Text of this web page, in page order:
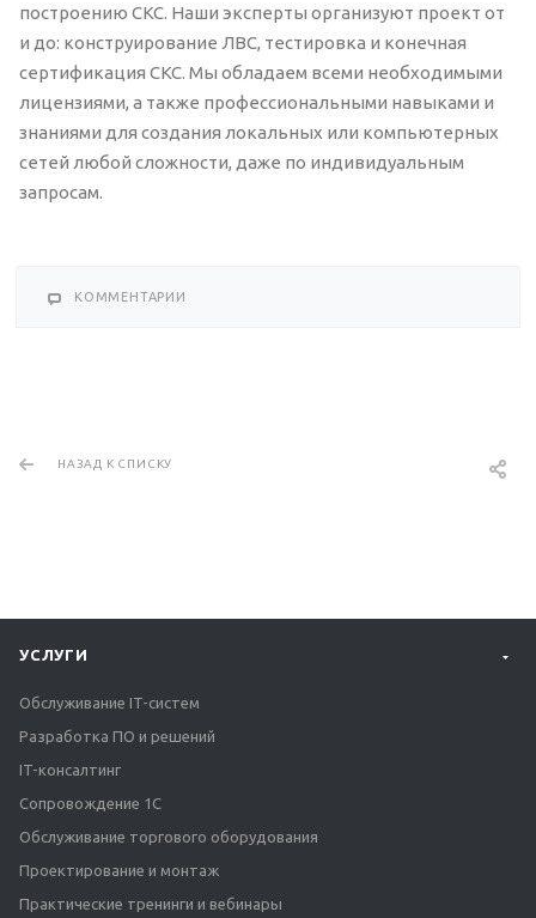
построению СКС. Наши эксперты организуют проект от
и до: конструирование ЛВС, тестировка и конечная
сертификация СКС. Мы обладаем всеми необходимыми
лицензиями, а также профессиональными навыками и
знаниями для создания локальных или компьютерных
сетей любой сложности, даже по индивидуальным
запросам.
КОММЕНТАРИИ
НАЗАД К СПИСКУ
УСЛУГИ
Обслуживание IT-систем
Разработка ПО и решений
IT-консалтинг
Сопровождение 1С
Обслуживание торгового оборудования
Проектирование и монтаж
Практические тренинги и вебинары